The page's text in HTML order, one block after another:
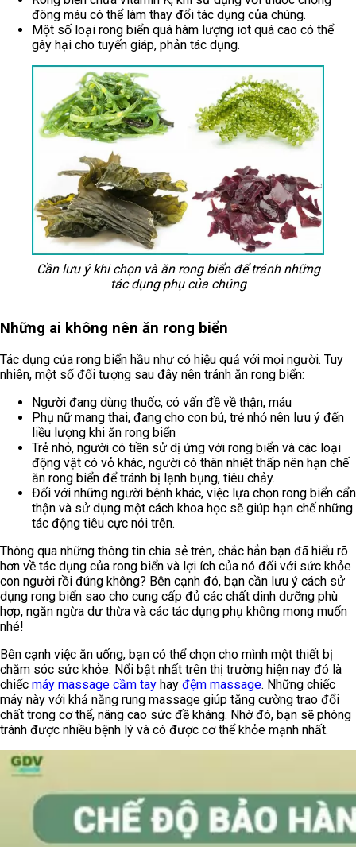
đông máu có thể làm thay đổi tác dụng của chúng.
Một số loại rong biển quá hàm lượng iot quá cao có thể
gây hại cho tuyến giáp, phản tác dụng.
Cần lưu ý khi chọn và ăn rong biển để tránh những
tác dụng phụ của chúng
Những ai không nên ăn rong biển
Tác dụng của rong biển hầu như có hiệu quả với mọi người. Tuy
nhiên, một số đối tượng sau đây nên tránh ăn rong biển:
Người đang dùng thuốc, có vấn đề về thận, máu
Phụ nữ mang thai, đang cho con bú, trẻ nhỏ nên lưu ý đến
liều lượng khi ăn rong biển
Trẻ nhỏ, người có tiền sử dị ứng với rong biển và các loại
động vật có vỏ khác, người có thân nhiệt thấp nên hạn chế
ăn rong biển để tránh bị lạnh bụng, tiêu chảy.
Đối với những người bệnh khác, việc lựa chọn rong biển cẩn
thận và sử dụng một cách khoa học sẽ giúp hạn chế những
tác động tiêu cực nói trên.
Thông qua những thông tin chia sẻ trên, chắc hẳn bạn đã hiểu rõ
hơn về tác dụng của rong biển và lợi ích của nó đối với sức khỏe
con người rồi đúng không? Bên cạnh đó, bạn cần lưu ý cách sử
dụng rong biển sao cho cung cấp đủ các chất dinh dưỡng phù
hợp, ngăn ngừa dư thừa và các tác dụng phụ không mong muốn
nhé!
Bên cạnh việc ăn uống, bạn có thể chọn cho mình một thiết bị
chăm sóc sức khỏe. Nổi bật nhất trên thị trường hiện nay đó là
chiếc máy massage cầm tay hay đệm massage. Những chiếc
máy này với khả năng rung massage giúp tăng cường trao đổi
chất trong cơ thể, nâng cao sức đề kháng. Nhờ đó, bạn sẽ phòng
tránh được nhiều bệnh lý và có được cơ thể khỏe mạnh nhất.